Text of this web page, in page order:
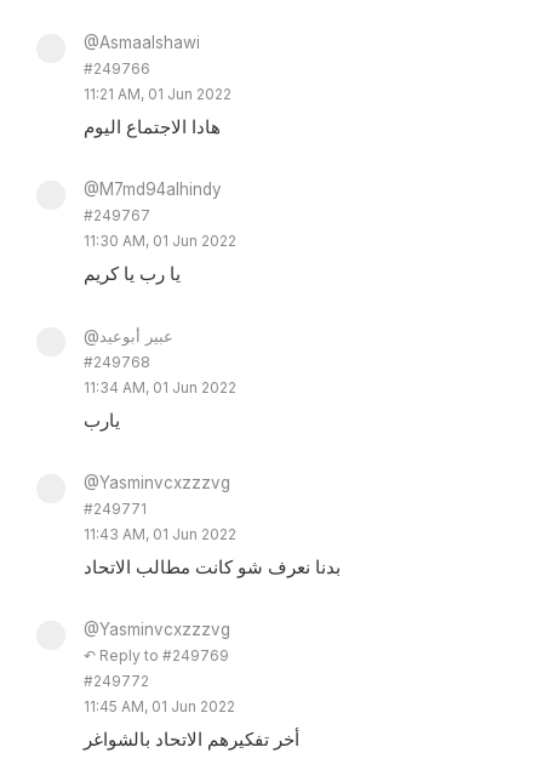
@Asmaalshawi
#249766
11:21 AM, 01 Jun 2022
هادا الاجتماع اليوم
@M7md94alhindy
#249767
11:30 AM, 01 Jun 2022
يا رب يا كريم
@عبير أبوعيد
#249768
11:34 AM, 01 Jun 2022
يارب
@Yasminvcxzzzvg
#249771
11:43 AM, 01 Jun 2022
بدنا نعرف شو كانت مطالب الاتحاد
@Yasminvcxzzzvg
↶ Reply to #249769
#249772
11:45 AM, 01 Jun 2022
أخر تفكيرهم الاتحاد بالشواغر